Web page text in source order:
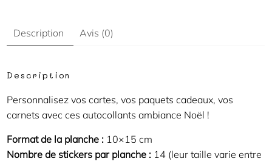
Description Avis (0)
Description
Personnalisez vos cartes, vos paquets cadeaux, vos
carnets avec ces autocollants ambiance Noël !
Format de la planche : 10×15 cm
Nombre de stickers par planche : 14 (leur taille varie entre